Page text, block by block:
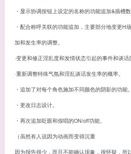
・显示协调按钮上设定的名称的功能追加&插槽数
・配合称呼关联的功能追加，主要部分地变更H
加和发生率的调整。
·变更和修正淫乱度和发情状态引起的事件和谈话
·重新调整特殊气氛和淫乱谈话发生率的概率。
・追加了对每个角色施加不同颜色的阴影的功能
・更改日志设计。
・再次追加眨眼和假唱的ON/off功能。
（虽然有人说因为动画而变得沉重
因为报告很少，而且不能确认现象，很怀疑，所